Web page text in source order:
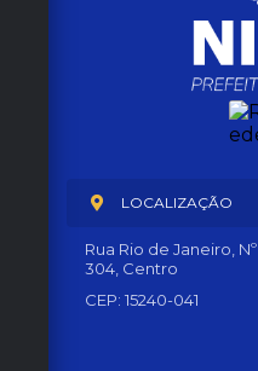
LOCALIZAÇÃO
Rua Rio de Janeiro, Nº
304, Centro
CEP: 15240-041